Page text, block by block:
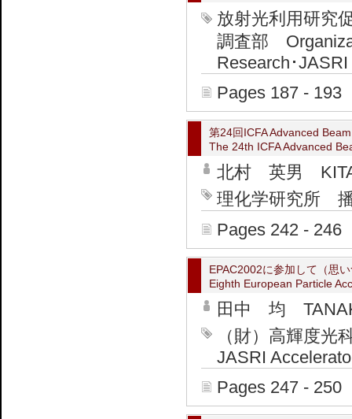
放射光利用研究
調査部
Research･
Pages 187 - 193
第24回ICFA Advanced
The 24th ICFA Advanced
北村 英男
理化学研究所
Pages 242 - 246
EPAC2002に参加して（思
Eighth European Particle
田中 均
（財）高輝度
JASRI
Pages 247 - 250